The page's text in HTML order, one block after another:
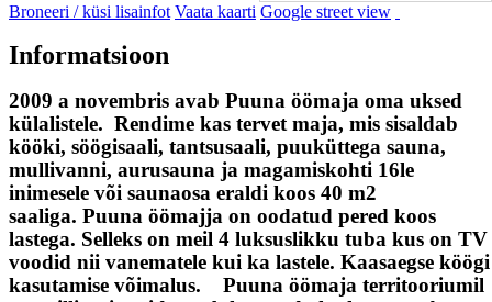
Broneeri / küsi lisainfot Vaata kaarti Google street view
Informatsioon
2009 a novembris avab Puuna öömaja oma uksed
külalistele. Rendime kas tervet maja, mis sisaldab
kööki, söögisaali, tantsusaali, puuküttega sauna,
mullivanni, aurusauna ja magamiskohti 16le
inimesele või saunaosa eraldi koos 40 m2
saaliga. Puuna öömajja on oodatud pered koos
lastega. Selleks on meil 4 luksuslikku tuba kus on TV
voodid nii vanematele kui ka lastele. Kaasaegse köögi
kasutamise võimalus. Puuna öömaja territooriumil